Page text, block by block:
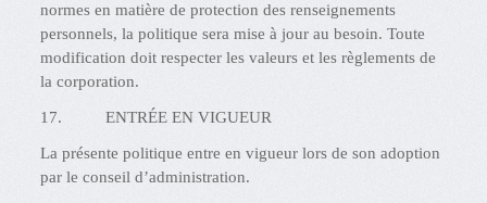
normes en matière de protection des renseignements
personnels, la politique sera mise à jour au besoin. Toute
modification doit respecter les valeurs et les règlements de
la corporation.
17. ENTRÉE EN VIGUEUR
La présente politique entre en vigueur lors de son adoption
par le conseil d’administration.